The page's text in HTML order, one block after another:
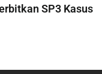
SP3 Kasus